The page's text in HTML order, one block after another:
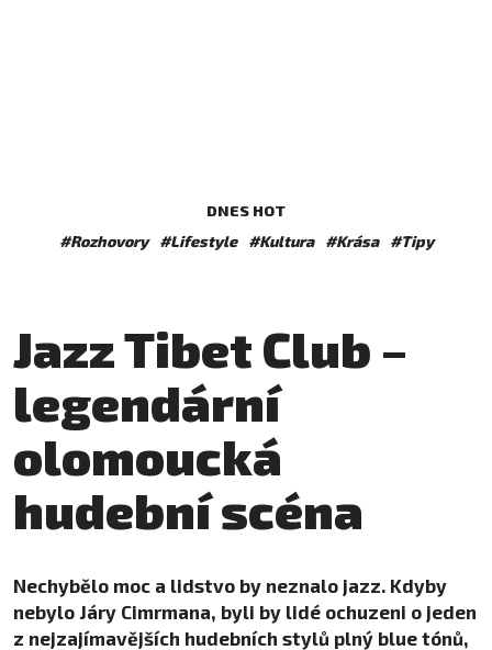
DNES HOT
#Rozhovory
#Lifestyle #Kultura #Krása #Tipy
Jazz Tibet Club –
legendární
olomoucká
hudební scéna
Nechybělo moc a lidstvo by neznalo jazz. Kdyby
nebylo Járy Cimrmana, byli by lidé ochuzeni o jeden
z nejzajímavějších hudebních stylů plný blue tónů,